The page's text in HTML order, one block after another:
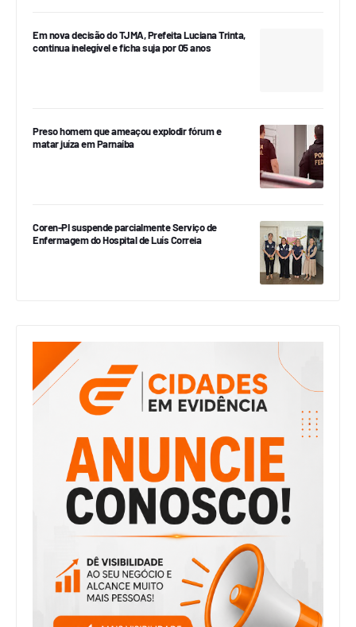
Em nova decisão do TJMA, Prefeita Luciana Trinta,
continua inelegível e ficha suja por 05 anos
Preso homem que ameaçou explodir fórum e
matar juíza em Parnaíba
Coren-PI suspende parcialmente Serviço de
Enfermagem do Hospital de Luís Correia